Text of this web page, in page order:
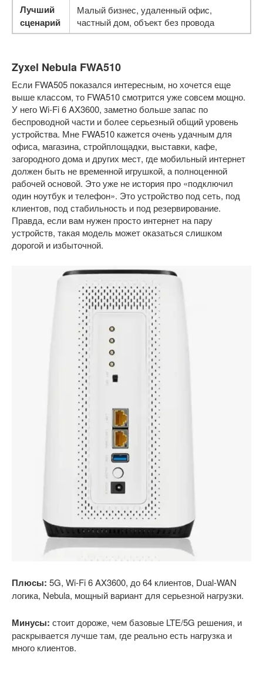
Лучший
сценарий
Малый бизнес, удаленный офис,
частный дом, объект без провода
Zyxel Nebula FWA510
Если FWA505 показался интересным, но хочется еще
выше классом, то FWA510 смотрится уже совсем мощно.
У него Wi-Fi 6 AX3600, заметно больше запас по
беспроводной части и более серьезный общий уровень
устройства. Мне FWA510 кажется очень удачным для
офиса, магазина, стройплощадки, выставки, кафе,
загородного дома и других мест, где мобильный интернет
должен быть не временной игрушкой, а полноценной
рабочей основой. Это уже не история про «подключил
один ноутбук и телефон». Это устройство под сеть, под
клиентов, под стабильность и под резервирование.
Правда, если вам нужен просто интернет на пару
устройств, такая модель может оказаться слишком
дорогой и избыточной.
Плюсы: 5G, Wi-Fi 6 AX3600, до 64 клиентов, Dual-WAN
логика, Nebula, мощный вариант для серьезной нагрузки.
Минусы: стоит дороже, чем базовые LTE/5G решения, и
раскрывается лучше там, где реально есть нагрузка и
много клиентов.